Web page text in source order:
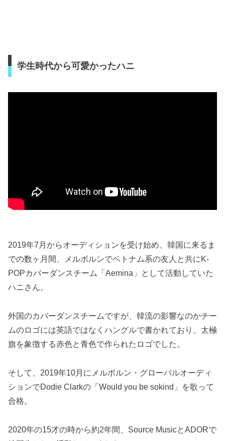
学生時代から可愛かったハニ
2019年7月からオーディションを受け始め、韓国に来るま
での数ヶ月間、メルボルンでベトナム系の友人と共にK-
POPカバーダンスチーム「Aemina」として活動していた
ハニさん。
外国のカバーダンスチームですが、韓流の影響なのかチー
ムのロゴには英語ではなくハングルで書かれており、太極
旗を象徴する赤色と青色で作られたロゴでした。
そして、2019年10月にメルボルン・グローバルオーディ
ションでDodie Clarkの「Would you be sokind」を歌って
合格。
2020年の15才の時から約2年間、Source MusicとADORで